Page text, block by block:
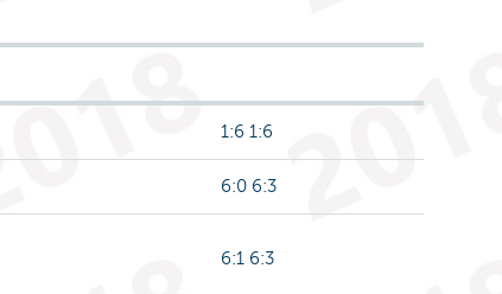
1:6 1:6
6:0 6:3
6:1 6:3